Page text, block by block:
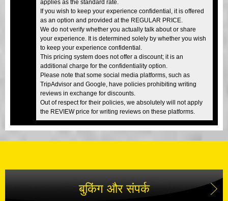
applies as the standard rate.
If you wish to keep your experience confidential, it is offered
as an option and provided at the REGULAR PRICE.
We do not verify whether you actually talk about or share
your experience. It is determined solely by whether you wish
to keep your experience confidential.
This pricing system does not offer a discount; it is an
additional charge for the confidentiality option.
Please note that some social media platforms, such as
TripAdvisor and Google, have policies prohibiting writing
reviews in exchange for discounts.
Out of respect for their policies, we absolutely will not apply
the REVIEW price for writing reviews on these platforms.
बुकिंग और संपर्क